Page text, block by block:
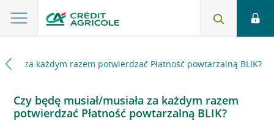
za każdym razem potwierdzać Płatność powtarzalną BLIK?
Czy będę musiał/musiała za każdym razem
potwierdzać Płatność powtarzalną BLIK?